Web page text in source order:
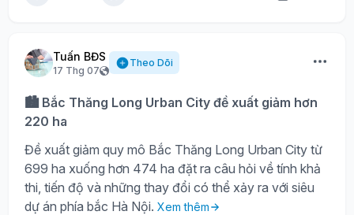
Tuấn BĐS
17 Thg 07
Theo Dõi
🏙️ Bắc Thăng Long Urban City đề xuất giảm hơn
220 ha
Đề xuất giảm quy mô Bắc Thăng Long Urban City từ
699 ha xuống hơn 474 ha đặt ra câu hỏi về tính khả
thi, tiến độ và những thay đổi có thể xảy ra với siêu
dự án phía bắc Hà Nội. Xem thêm